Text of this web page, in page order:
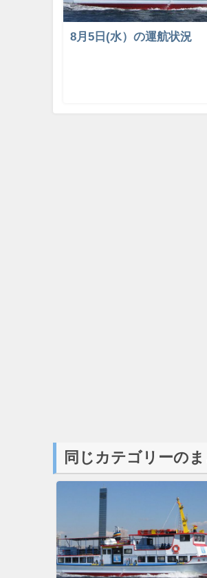
8月5日(水）の運航状況
同じカテゴリーの